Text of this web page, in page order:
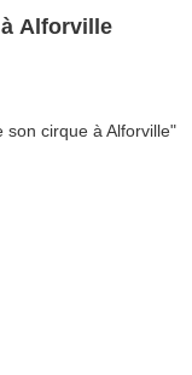
Alforville